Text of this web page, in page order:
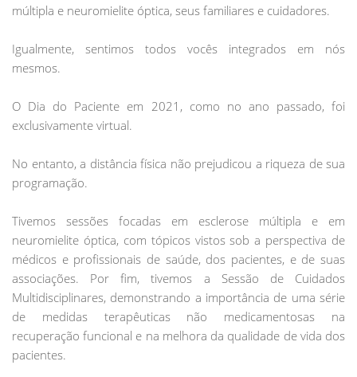
múltipla e neuromielite óptica, seus familiares e cuidadores.
Igualmente, sentimos todos vocês integrados em nós
mesmos.
O Dia do Paciente em 2021, como no ano passado, foi
exclusivamente virtual.
No entanto, a distância física não prejudicou a riqueza de sua
programação.
Tivemos sessões focadas em esclerose múltipla e em
neuromielite óptica, com tópicos vistos sob a perspectiva de
médicos e profissionais de saúde, dos pacientes, e de suas
associações. Por fim, tivemos a Sessão de Cuidados
Multidisciplinares, demonstrando a importância de uma série
de medidas terapêuticas não medicamentosas na
recuperação funcional e na melhora da qualidade de vida dos
pacientes.